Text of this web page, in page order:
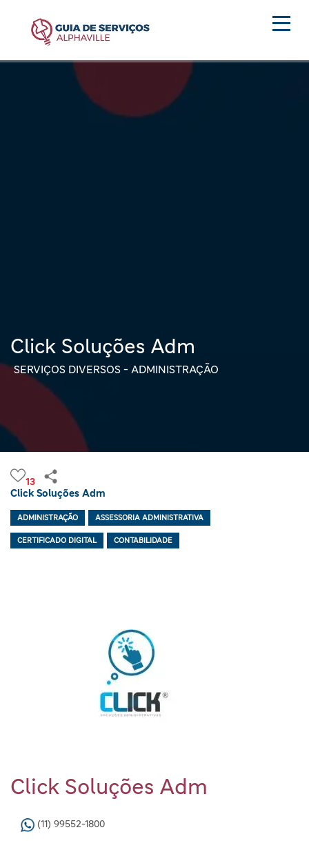
Click Soluções Adm
SERVIÇOS DIVERSOS - ADMINISTRAÇÃO
13
Click Soluções Adm
ADMINISTRAÇÃO ASSESSORIA ADMINISTRATIVA
CERTIFICADO DIGITAL CONTABILIDADE
Click Soluções Adm
(11) 99552-1800